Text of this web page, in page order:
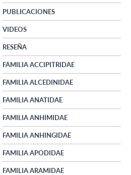
PUBLICACIONES
VIDEOS
RESEÑA
FAMILIA ACCIPITRIDAE
FAMILIA ALCEDINIDAE
FAMILIA ANATIDAE
FAMILIA ANHIMIDAE
FAMILIA ANHINGIDAE
FAMILIA APODIDAE
FAMILIA ARAMIDAE